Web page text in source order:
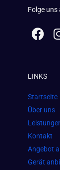
Folge uns
F
a
b
o
o
k
LINKS
Startseite
Über uns
Kontakt
Angebot
Gerät